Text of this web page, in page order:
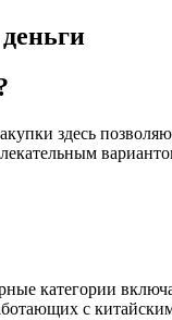
здесь
категории
с